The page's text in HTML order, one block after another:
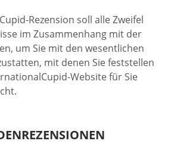
Rezension soll alle Zweifel
im Zusammenhang mit der
um Sie mit den wesentlichen
mit denen Sie feststellen
Website für Sie